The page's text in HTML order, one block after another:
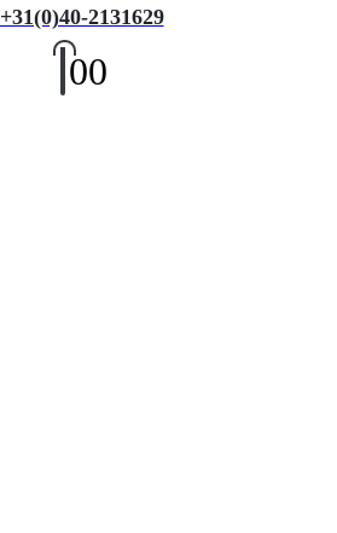
+31(0)40-2131629
00